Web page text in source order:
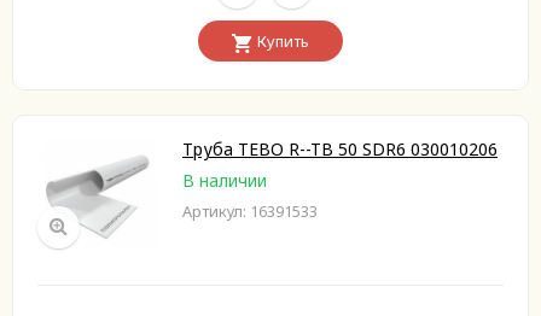
Купить
Труба TEBO R--TB 50 SDR6 030010206
В наличии
Артикул: 16391533